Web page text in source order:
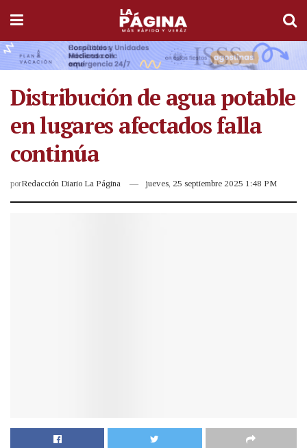
Distribución de agua potable
en lugares afectados falla
continúa
porRedacción Diario La Página jueves, 25 septiembre 2025 1:48 PM